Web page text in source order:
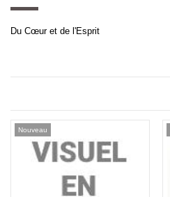
Du Cœur et de l'Esprit
Nouveau